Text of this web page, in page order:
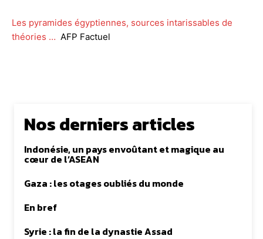
Les pyramides égyptiennes, sources intarissables de
théories … AFP Factuel
Nos derniers articles
Indonésie, un pays envoûtant et magique au
cœur de l’ASEAN
Gaza : les otages oubliés du monde
En bref
Syrie : la fin de la dynastie Assad